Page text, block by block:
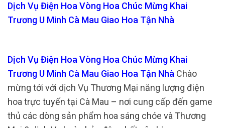
Dịch Vụ Điện Hoa Vòng Hoa Chúc Mừng Khai
Trương U Minh Cà Mau Giao Hoa Tận Nhà
Dịch Vụ Điện Hoa Vòng Hoa Chúc Mừng Khai
Trương U Minh Cà Mau Giao Hoa Tận Nhà Chào
mừng tới với dịch Vụ Thương Mại năng lượng điện
hoa trực tuyến tại Cà Mau – nơi cung cấp đến game
thủ các dòng sản phẩm hoa sáng chóe và Thương